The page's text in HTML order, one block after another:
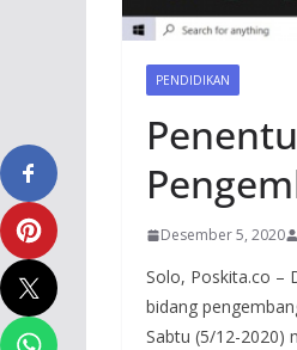
PENDIDIKAN
Desember 5, 2020
Solo, Poskita.co –
bidang
Sabtu (5/12-2020)